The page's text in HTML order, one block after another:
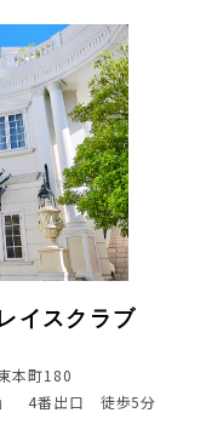
堂
線 表参道駅 A1出口よ
トサイドヴィ
野町1-4
グシャトー＆
町1-816-7
ングコースト
ングコースト
1
ディングヒル
5
ト迎賓館
香澄町24-1
トルバス、もしくは車
イスクラブ
本町180
」 4番出口 徒歩5分